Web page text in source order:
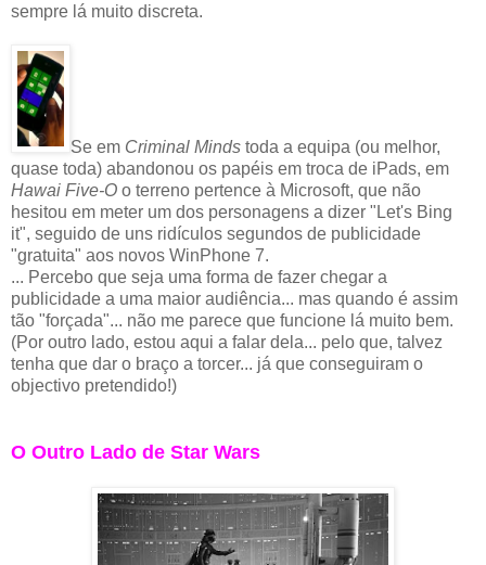
sempre lá muito discreta.
Se em Criminal Minds toda a equipa (ou melhor,
quase toda) abandonou os papéis em troca de iPads, em
Hawai Five-O o terreno pertence à Microsoft, que não
hesitou em meter um dos personagens a dizer "Let's Bing
it", seguido de uns ridículos segundos de publicidade
"gratuita" aos novos WinPhone 7.
... Percebo que seja uma forma de fazer chegar a
publicidade a uma maior audiência... mas quando é assim
tão "forçada"... não me parece que funcione lá muito bem.
(Por outro lado, estou aqui a falar dela... pelo que, talvez
tenha que dar o braço a torcer... já que conseguiram o
objectivo pretendido!)
O Outro Lado de Star Wars